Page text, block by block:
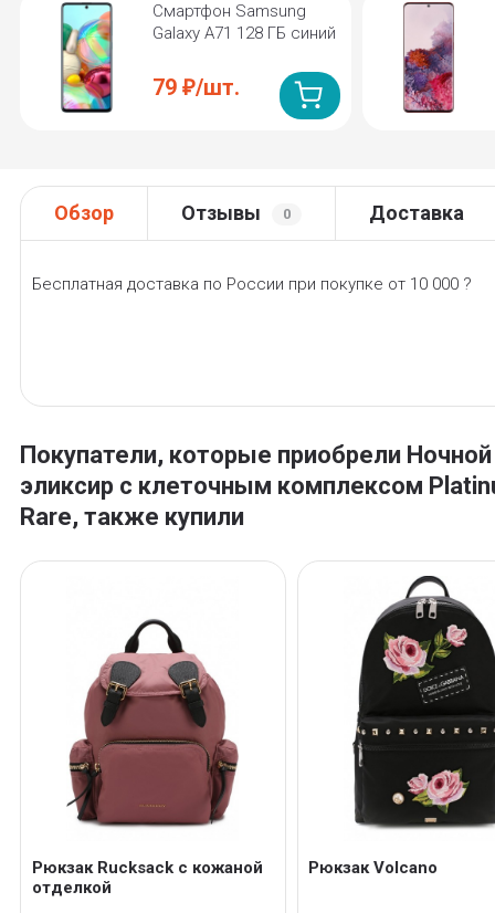
Смартфон Samsung
Galaxy A71 128 ГБ синий
79 ₽/шт.
Обзор Отзывы 0 Доставка
Бесплатная доставка по России при покупке от 10 000 ?
Покупатели, которые приобрели Ночной
эликсир с клеточным комплексом
Rare, также купили
Рюкзак Rucksack с кожаной
отделкой
Рюкзак Volcano